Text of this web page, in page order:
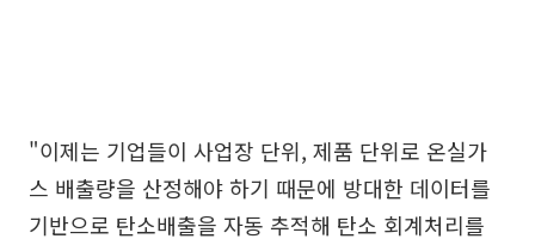
"이제는 기업들이 사업장 단위, 제품 단위로 온실가
스 배출량을 산정해야 하기 때문에 방대한 데이터를
기반으로 탄소배출을 자동 추적해 탄소 회계처리를